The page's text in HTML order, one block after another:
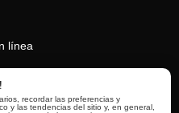
línea
recordar las preferencias y
y las tendencias del sitio y, en general,